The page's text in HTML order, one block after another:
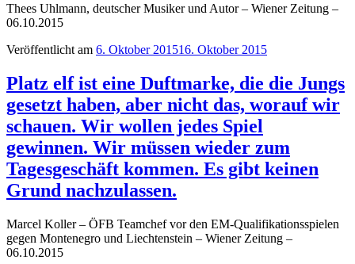
Thees Uhlmann, deutscher Musiker und Autor – Wiener Zeitung –
06.10.2015
Veröffentlicht am 6. Oktober 201516. Oktober 2015
Platz elf ist eine Duftmarke, die die Jungs
gesetzt haben, aber nicht das, worauf wir
schauen. Wir wollen jedes Spiel
gewinnen. Wir müssen wieder zum
Tagesgeschäft kommen. Es gibt keinen
Grund nachzulassen.
Marcel Koller – ÖFB Teamchef vor den EM-Qualifikationsspielen
gegen Montenegro und Liechtenstein – Wiener Zeitung –
06.10.2015